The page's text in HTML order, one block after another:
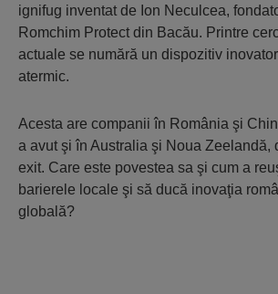
ignifug inventat de Ion Neculcea,
Romchim Protect din Bacău. Printre
actuale se numără un dispozitiv
atermic.
Acesta are companii în România şi
a avut şi în Australia şi Noua Zeelandă,
exit. Care este povestea sa şi cum a
barierele locale şi să ducă inovaţia
globală?